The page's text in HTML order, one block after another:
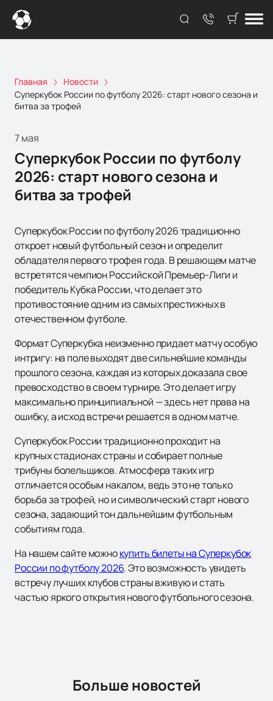
Главная
Новости
Суперкубок России по футболу 2026: старт нового сезона и
битва за трофей
7 мая
Суперкубок России по футболу
2026: старт нового сезона и
битва за трофей
Суперкубок России по футболу 2026 традиционно
откроет новый футбольный сезон и определит
обладателя первого трофея года. В решающем матче
встретятся чемпион Российской Премьер-Лиги и
победитель Кубка России, что делает это
противостояние одним из самых престижных в
отечественном футболе.
Формат Суперкубка неизменно придает матчу особую
интригу: на поле выходят две сильнейшие команды
прошлого сезона, каждая из которых доказала свое
превосходство в своем турнире. Это делает игру
максимально принципиальной — здесь нет права на
ошибку, а исход встречи решается в одном матче.
Суперкубок России традиционно проходит на
крупных стадионах страны и собирает полные
трибуны болельщиков. Атмосфера таких игр
отличается особым накалом, ведь это не только
борьба за трофей, но и символический старт нового
сезона, задающий тон дальнейшим футбольным
событиям года.
На нашем сайте можнокупить билеты на Суперкубок
России по футболу 2026. Это возможность увидеть
встречу лучших клубов страны вживую и стать
частью яркого открытия нового футбольного сезона.
Больше новостей